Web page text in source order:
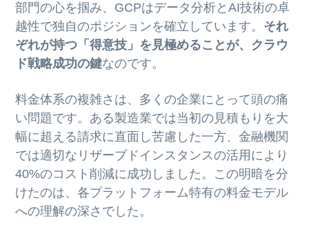
部門の心を掴み、GCPはデータ分析とAI技術の卓
越性で独自のポジションを確立しています。 それ
ぞれが持つ「得意技」を見極めることが、クラウ
ド戦略成功の鍵なのです。
料金体系の複雑さは、多くの企業にとって頭の痛
い問題です。ある製造業では当初の見積もりを大
幅に超える請求に直面し苦慮した一方、金融機関
では適切なリザーブドインスタンスの活用により
40%のコスト削減に成功しました。この明暗を分
けたのは、各プラットフォーム特有の料金モデル
への理解の深さでした。